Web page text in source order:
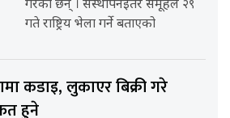
गरेका छन् । संस्थापनइतर समूहले २९
गते राष्ट्रिय भेला गर्ने बताएको
कडाइ, लुकाएर बिक्री गरे
हुने